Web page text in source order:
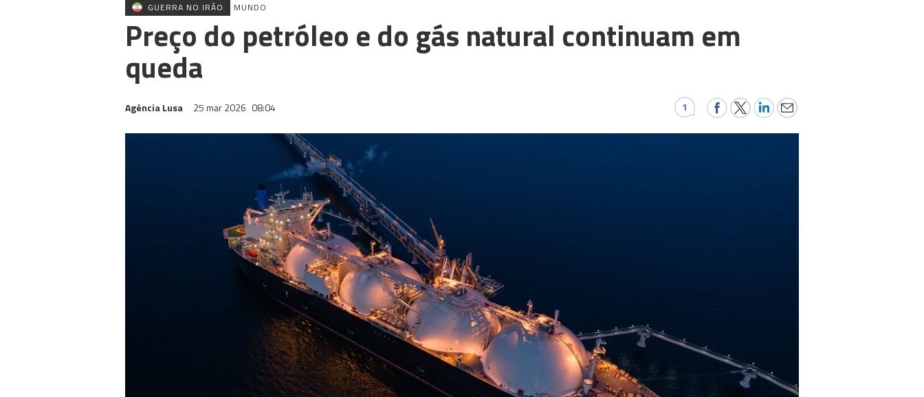
GUERRA NO IRÃO MUNDO
Preço do petróleo e do gás natural continuam em
queda
Agência Lusa 25 mar 2026 08:04 1